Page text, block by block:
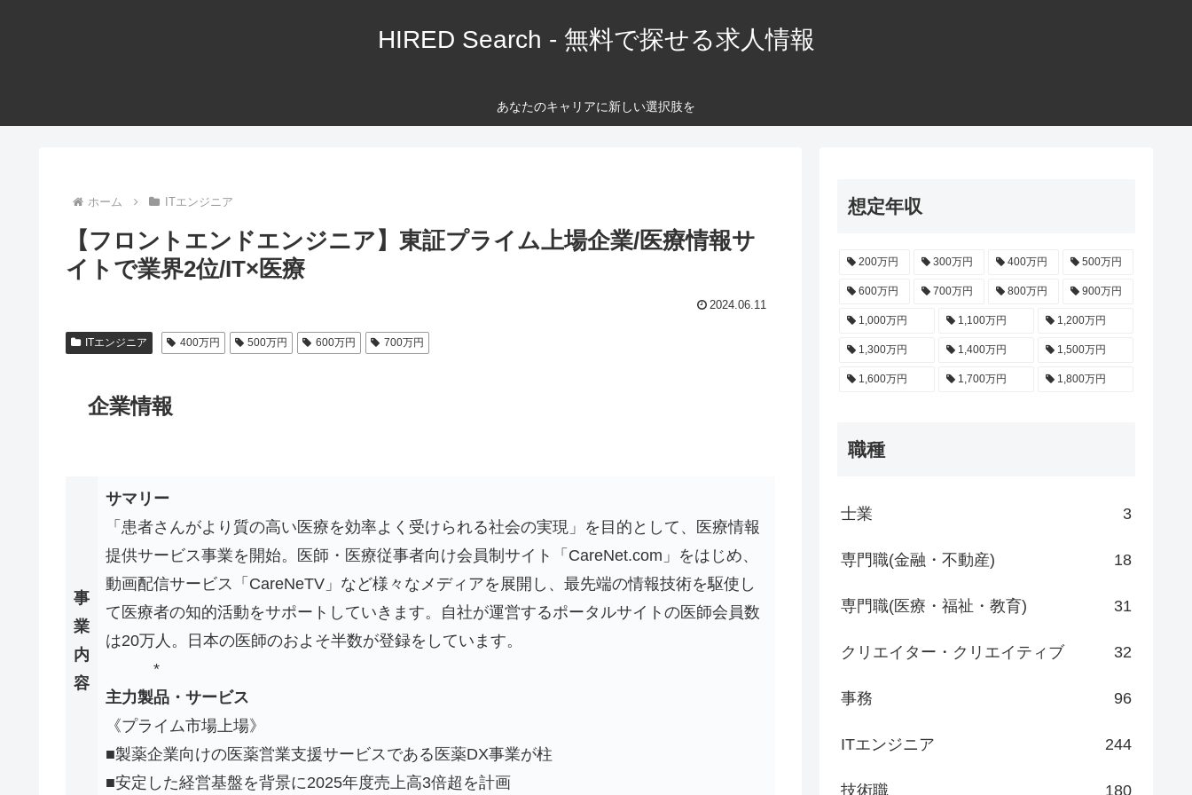
HIRED Search - 無料で探せる求人情報
あなたのキャリアに新しい選択肢を
ホーム ITエンジニア
【フロントエンドエンジニア】東証プライム上場企業/医療情報サ
イトで業界2位/IT×医療
2024.06.11
ITエンジニア 400万円 500万円 600万円 700万円
企業情報
事
業
内
容
サマリー
「患者さんがより質の高い医療を効率よく受けられる社会の実現」を目的として、医療情報
提供サービス事業を開始。医師・医療従事者向け会員制サイト「CareNet.com」をはじめ、
動画配信サービス「CareNeTV」など様々なメディアを展開し、最先端の情報技術を駆使し
て医療者の知的活動をサポートしていきます。自社が運営するポータルサイトの医師会員数
は20万人。日本の医師のおよそ半数が登録をしています。
*
主力製品・サービス
《プライム市場上場》
■製薬企業向けの医薬営業支援サービスである医薬DX事業が柱
■安定した経営基盤を背景に2025年度売上高3倍超を計画
想定年収
200万円 300万円 400万円 500万円
600万円 700万円 800万円 900万円
1,000万円 1,100万円 1,200万円
1,300万円 1,400万円 1,500万円
1,600万円 1,700万円 1,800万円
職種
士業 3
専門職(金融・不動産) 18
専門職(医療・福祉・教育) 31
クリエイター・クリエイティブ 32
事務 96
ITエンジニア 244
技術職 180